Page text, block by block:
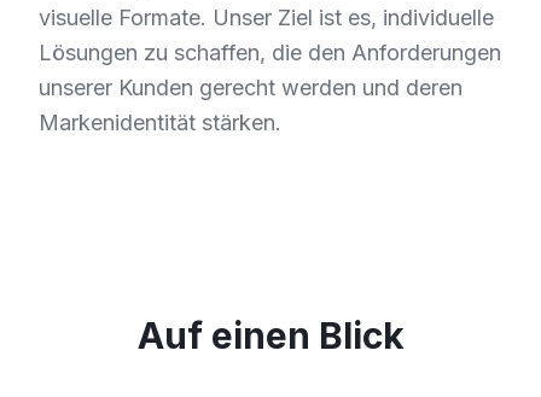
visuelle Formate. Unser Ziel ist es, individuelle
Lösungen zu schaffen, die den Anforderungen
unserer Kunden gerecht werden und deren
Markenidentität stärken.
Auf einen Blick